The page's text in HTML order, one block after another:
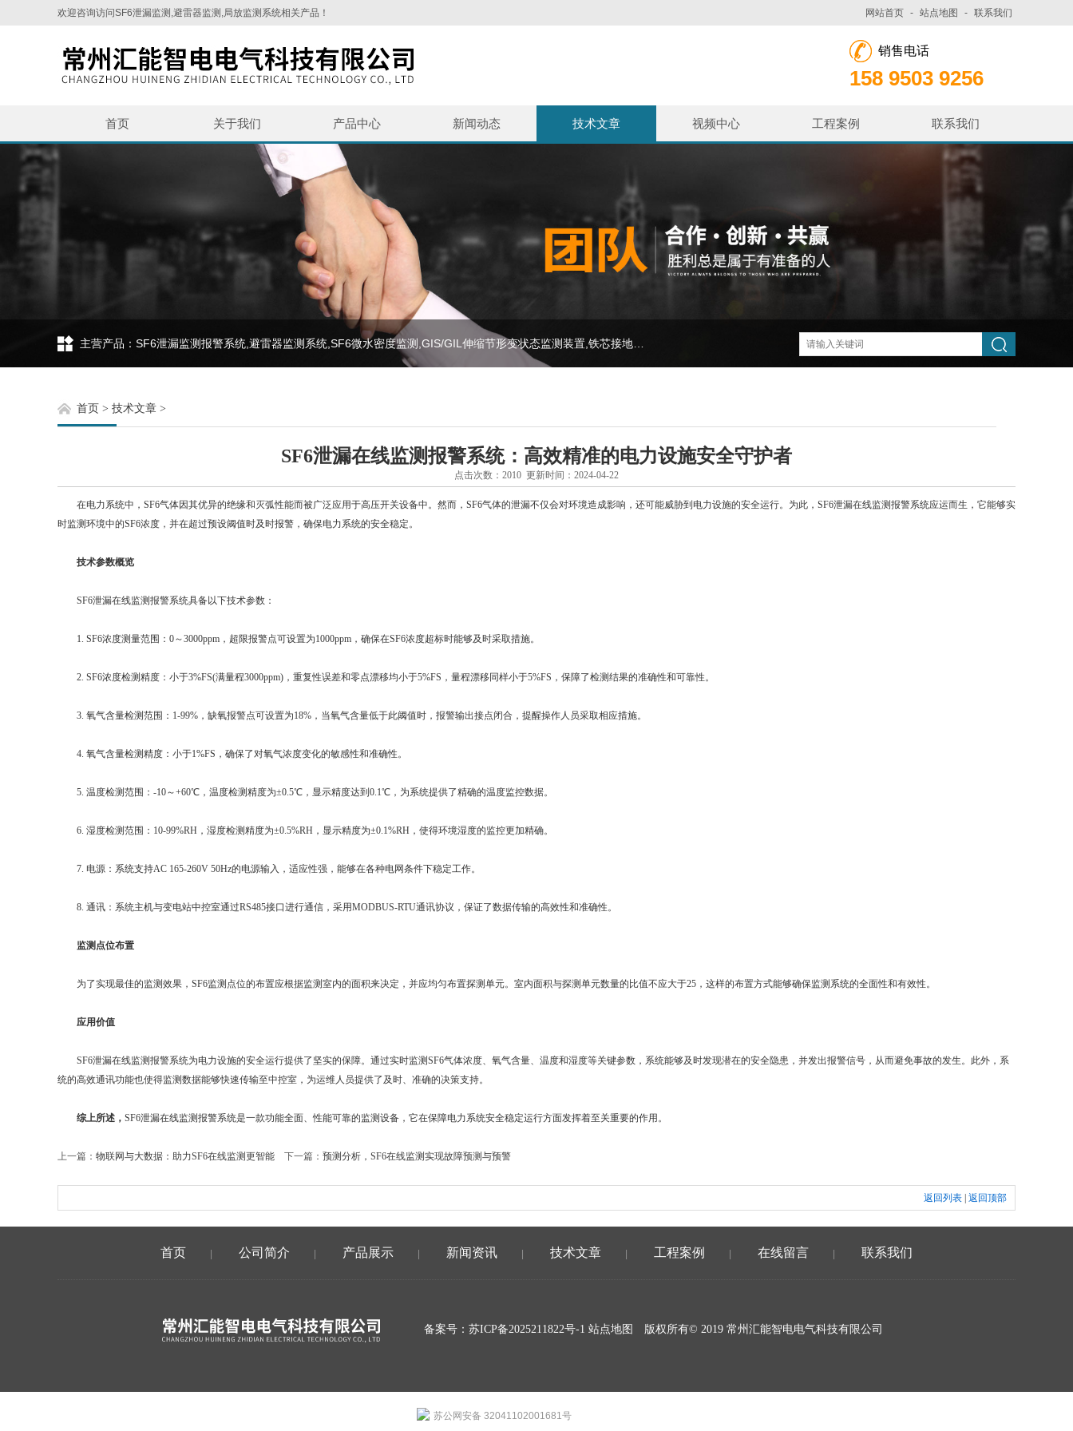
欢迎咨询访问SF6泄漏监测,避雷器监测,局放监测系统相关产品！ 网站首页 - 站点地图 - 联系我们
销售电话
158 9503 9256
首页 关于我们 产品中心 新闻动态 技术文章 视频中心 工程案例 联系我们
首页 > 技术文章 >
SF6泄漏在线监测报警系统：高效精准的电力设施安全守护者
点击次数：2010 更新时间：2024-04-22
在电力系统中，SF6气体因其优异的绝缘和灭弧性能而被广泛应用于高压开关设备中。然而，SF6气体的泄漏不仅会对环境造成影响，还可能威胁到电力设施的安全运行。为此，SF6泄漏在线监测报警系统应运而生，它能够实
时监测环境中的SF6浓度，并在超过预设阈值时及时报警，确保电力系统的安全稳定。
技术参数概览
SF6泄漏在线监测报警系统具备以下技术参数：
1. SF6浓度测量范围：0～3000ppm，超限报警点可设置为1000ppm，确保在SF6浓度超标时能够及时采取措施。
2. SF6浓度检测精度：小于3%FS(满量程3000ppm)，重复性误差和零点漂移均小于5%FS，量程漂移同样小于5%FS，保障了检测结果的准确性和可靠性。
3. 氧气含量检测范围：1-99%，缺氧报警点可设置为18%，当氧气含量低于此阈值时，报警输出接点闭合，提醒操作人员采取相应措施。
4. 氧气含量检测精度：小于1%FS，确保了对氧气浓度变化的敏感性和准确性。
5. 温度检测范围：-10～+60℃，温度检测精度为±0.5℃，显示精度达到0.1℃，为系统提供了精确的温度监控数据。
6. 湿度检测范围：10-99%RH，湿度检测精度为±0.5%RH，显示精度为±0.1%RH，使得环境湿度的监控更加精确。
7. 电源：系统支持AC 165-260V 50Hz的电源输入，适应性强，能够在各种电网条件下稳定工作。
8. 通讯：系统主机与变电站中控室通过RS485接口进行通信，采用MODBUS-RTU通讯协议，保证了数据传输的高效性和准确性。
监测点位布置
为了实现最佳的监测效果，SF6监测点位的布置应根据监测室内的面积来决定，并应均匀布置探测单元。室内面积与探测单元数量的比值不应大于25，这样的布置方式能够确保监测系统的全面性和有效性。
应用价值
SF6泄漏在线监测报警系统为电力设施的安全运行提供了坚实的保障。通过实时监测SF6气体浓度、氧气含量、温度和湿度等关键参数，系统能够及时发现潜在的安全隐患，并发出报警信号，从而避免事故的发生。此外，系
统的高效通讯功能也使得监测数据能够快速传输至中控室，为运维人员提供了及时、准确的决策支持。
综上所述， SF6泄漏在线监测报警系统是一款功能全面、性能可靠的监测设备，它在保障电力系统安全稳定运行方面发挥着至关重要的作用。
上一篇： 物联网与大数据：助力SF6在线监测更智能 下一篇： 预测分析，SF6在线监测实现故障预测与预警
返回列表 返回顶部
首页 公司简介 产品展示 新闻资讯 技术文章 工程案例 在线留言 联系我们
备案号： 苏ICP备2025211822号-1 站点地图 版权所有© 2019 常州汇能智电电气科技有限公司
苏公网安备 32041102001681号